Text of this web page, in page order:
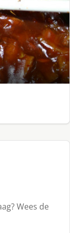
Wees de